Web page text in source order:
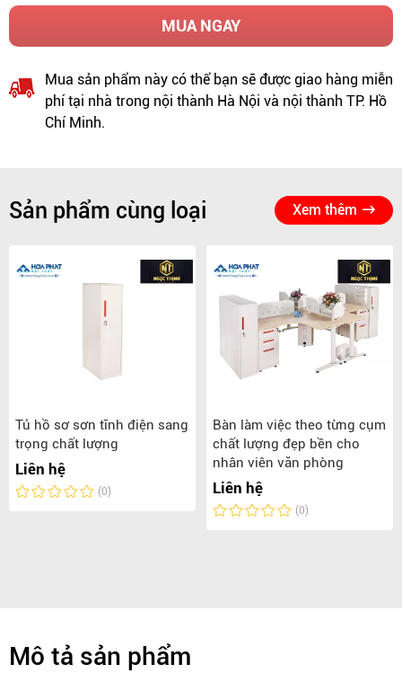
MUA NGAY
Mua sản phẩm này có thể bạn sẽ được giao hàng miễn
phí tại nhà trong nội thành Hà Nội và nội thành TP. Hồ
Chí Minh.
Sản phẩm cùng loại Xem thêm
Tủ hồ sơ sơn tĩnh điện sang
trọng chất lượng
Liên hệ
(0)
Bàn làm việc theo từng cụm
chất lượng đẹp bền cho
nhân viên văn phòng
Liên hệ
(0)
Mô tả sản phẩm